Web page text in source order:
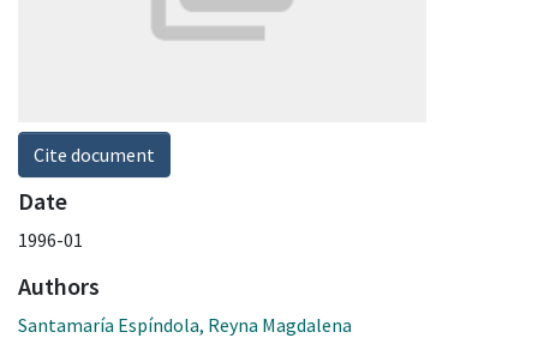
Cite document
Date
1996-01
Authors
Santamaría Espíndola, Reyna Magdalena